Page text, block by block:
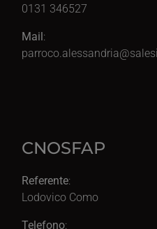
0131 346527
Mail :
CNOSFAP
Referente:
Lodovico Como
Telefono: